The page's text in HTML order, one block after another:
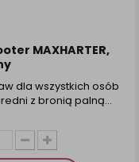
MAXHARTER,
dla wszystkich osób
z bronią palną…
promocjach czy
jest Państwa
podczas